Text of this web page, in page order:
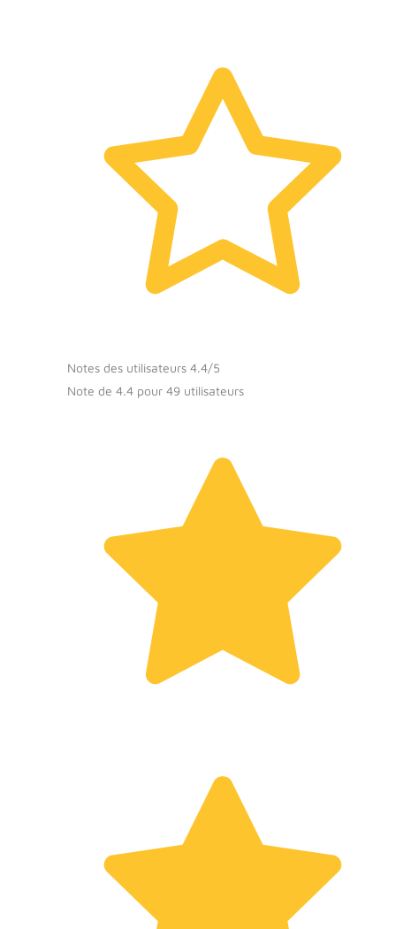
Notes des utilisateurs 4.4/5
Note de 4.4 pour 49 utilisateurs